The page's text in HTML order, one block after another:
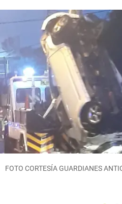
FOTO CORTESÍA GUARDIANES